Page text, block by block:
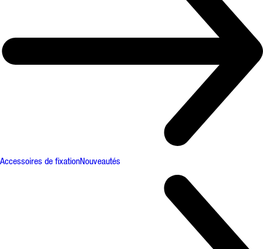
Accessoires de fixationNouveautés